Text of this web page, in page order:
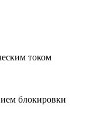
током
блокировки